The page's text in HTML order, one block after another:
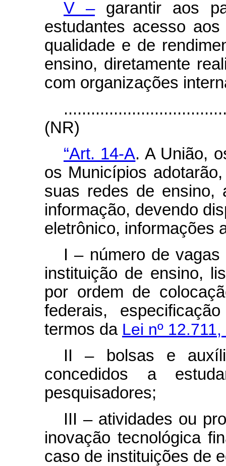
V –garantir aos
estudantes acesso
qualidade e de
ensino, diretamente
com organizações
(NR)
“Art. 14-A. A União,
os Municípios
suas redes de ensino,
informação, devendo
eletrônico, informações
I – número de
instituição de ensino,
por ordem de
federais,
termos da Lei nº
II – bolsas e
concedidos a
pesquisadores;
III – atividades ou
inovação tecnológica
caso de instituições de